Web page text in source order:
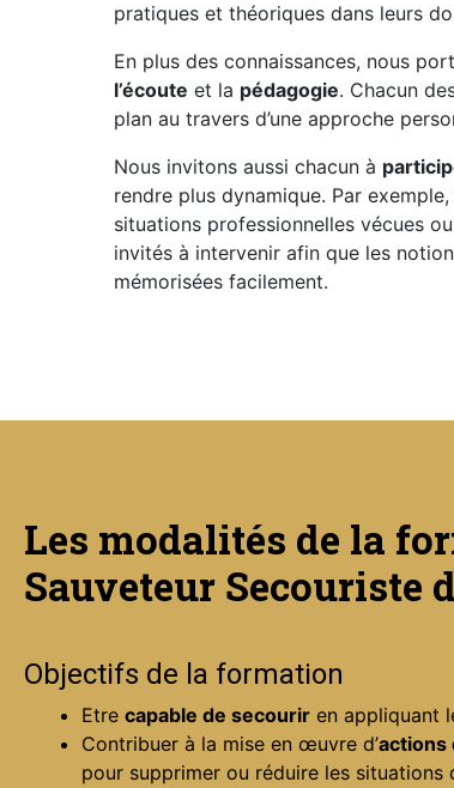
pratiques et théoriques dans leurs
En plus des connaissances, nous
l’écoute et la pédagogie. Chacun
plan au travers d’une approche
Nous invitons aussi chacun à
rendre plus dynamique. Par
situations professionnelles vécues
invités à intervenir afin que les
mémorisées facilement.
Les modalités de la
Sauveteur Secouriste
Objectifs de la formation
Etre capable de secourir en appliquant
Contribuer à la mise en œuvre d’actions
pour supprimer ou réduire les situations